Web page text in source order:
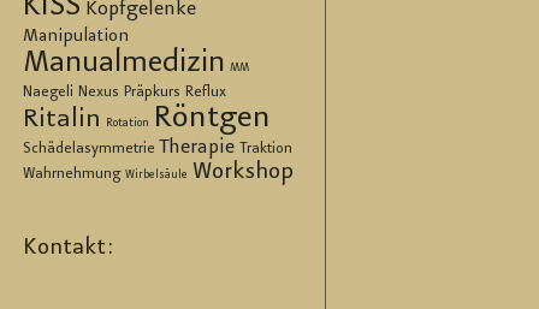
KiSS Kopfgelenke
Manipulation
Manualmedizin MM
Naegeli Nexus Präpkurs Reflux
Ritalin Rotation Röntgen
Schädelasymmetrie Therapie Traktion
Wahrnehmung Wirbelsäule Workshop
Kontakt: